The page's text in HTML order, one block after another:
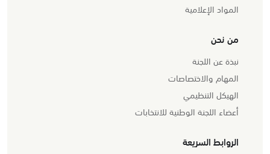
المواد الإعلامية
من نحن
نبذة عن اللجنة
المهام والاختصاصات
الهيكل التنظيمي
أعضاء اللجنة الوطنية للانتخابات
الروابط السريعة